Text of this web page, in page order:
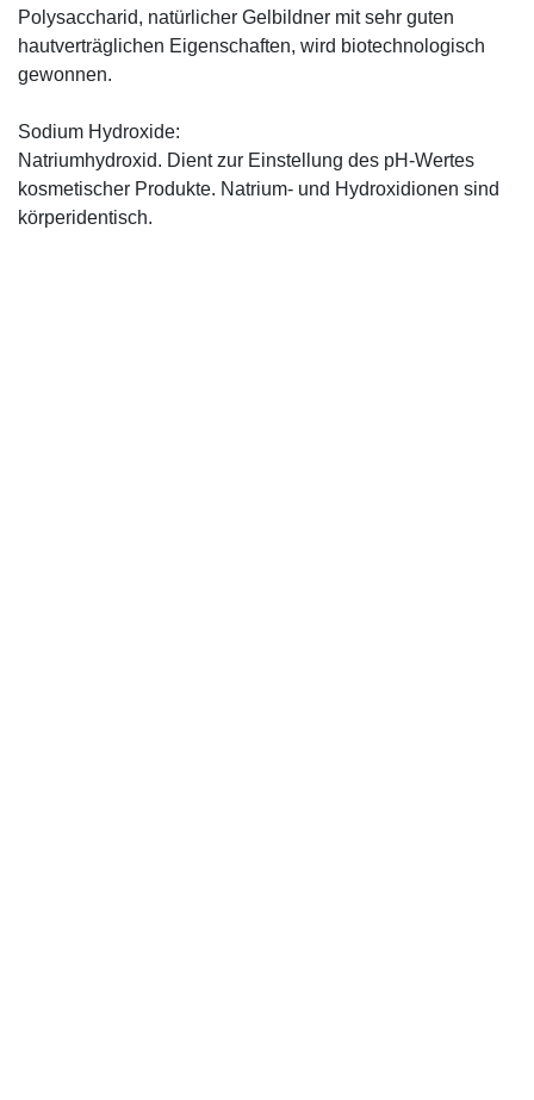
Polysaccharid, natürlicher Gelbildner mit sehr guten
hautverträglichen Eigenschaften, wird biotechnologisch
gewonnen.
Sodium Hydroxide:
Natriumhydroxid. Dient zur Einstellung des pH-Wertes
kosmetischer Produkte. Natrium- und Hydroxidionen sind
körperidentisch.